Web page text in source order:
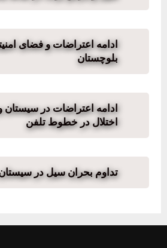
ادامه اعتراضات و فضای
بلوچستان
ادامه اعتراضات در سیستان
اختلال در خطوط تلفن
تداوم بحران سیل در